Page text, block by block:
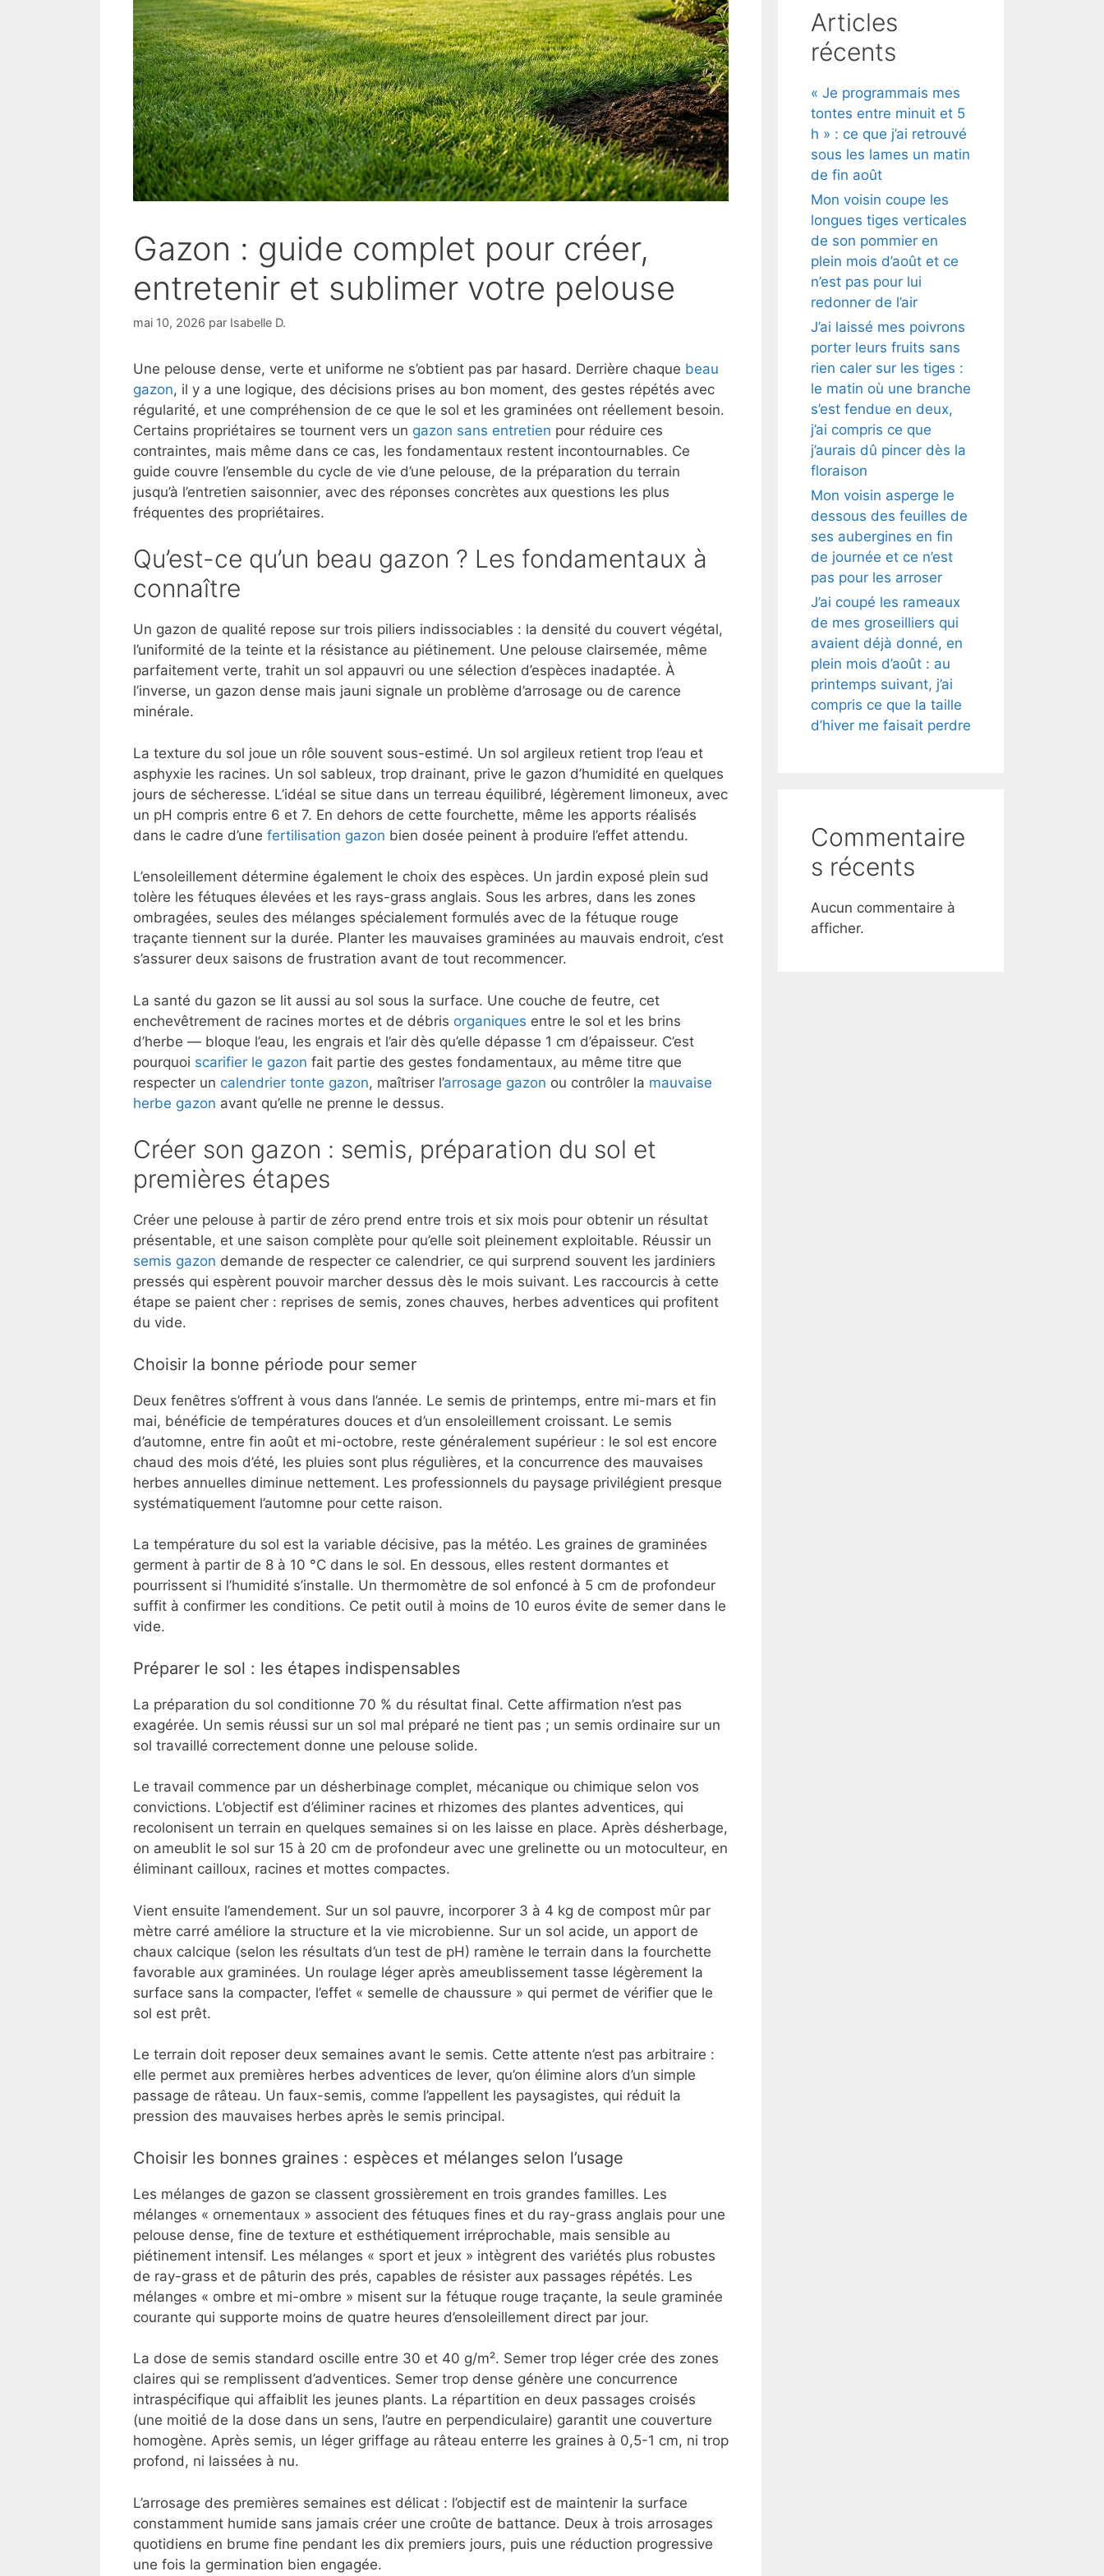
Gazon : guide complet pour créer,
entretenir et sublimer votre pelouse
mai 10, 2026 par Isabelle D.
Une pelouse dense, verte et uniforme ne s’obtient pas par hasard. Derrière chaque beau
gazon, il y a une logique, des décisions prises au bon moment, des gestes répétés avec
régularité, et une compréhension de ce que le sol et les graminées ont réellement besoin.
Certains propriétaires se tournent vers un gazon sans entretien pour réduire ces
contraintes, mais même dans ce cas, les fondamentaux restent incontournables. Ce
guide couvre l’ensemble du cycle de vie d’une pelouse, de la préparation du terrain
jusqu’à l’entretien saisonnier, avec des réponses concrètes aux questions les plus
fréquentes des propriétaires.
Qu’est-ce qu’un beau gazon ? Les fondamentaux à
connaître
Un gazon de qualité repose sur trois piliers indissociables : la densité du couvert végétal,
l’uniformité de la teinte et la résistance au piétinement. Une pelouse clairsemée, même
parfaitement verte, trahit un sol appauvri ou une sélection d’espèces inadaptée. À
l’inverse, un gazon dense mais jauni signale un problème d’arrosage ou de carence
minérale.
La texture du sol joue un rôle souvent sous-estimé. Un sol argileux retient trop l’eau et
asphyxie les racines. Un sol sableux, trop drainant, prive le gazon d’humidité en quelques
jours de sécheresse. L’idéal se situe dans un terreau équilibré, légèrement limoneux, avec
un pH compris entre 6 et 7. En dehors de cette fourchette, même les apports réalisés
dans le cadre d’une fertilisation gazon bien dosée peinent à produire l’effet attendu.
L’ensoleillement détermine également le choix des espèces. Un jardin exposé plein sud
tolère les fétuques élevées et les rays-grass anglais. Sous les arbres, dans les zones
ombragées, seules des mélanges spécialement formulés avec de la fétuque rouge
traçante tiennent sur la durée. Planter les mauvaises graminées au mauvais endroit, c’est
s’assurer deux saisons de frustration avant de tout recommencer.
La santé du gazon se lit aussi au sol sous la surface. Une couche de feutre, cet
enchevêtrement de racines mortes et de débris organiques entre le sol et les brins
d’herbe — bloque l’eau, les engrais et l’air dès qu’elle dépasse 1 cm d’épaisseur. C’est
pourquoi scarifier le gazon fait partie des gestes fondamentaux, au même titre que
respecter un calendrier tonte gazon, maîtriser l’arrosage gazon ou contrôler la mauvaise
herbe gazon avant qu’elle ne prenne le dessus.
Créer son gazon : semis, préparation du sol et
premières étapes
Créer une pelouse à partir de zéro prend entre trois et six mois pour obtenir un résultat
présentable, et une saison complète pour qu’elle soit pleinement exploitable. Réussir un
semis gazon demande de respecter ce calendrier, ce qui surprend souvent les jardiniers
pressés qui espèrent pouvoir marcher dessus dès le mois suivant. Les raccourcis à cette
étape se paient cher : reprises de semis, zones chauves, herbes adventices qui profitent
du vide.
Choisir la bonne période pour semer
Deux fenêtres s’offrent à vous dans l’année. Le semis de printemps, entre mi-mars et fin
mai, bénéficie de températures douces et d’un ensoleillement croissant. Le semis
d’automne, entre fin août et mi-octobre, reste généralement supérieur : le sol est encore
chaud des mois d’été, les pluies sont plus régulières, et la concurrence des mauvaises
herbes annuelles diminue nettement. Les professionnels du paysage privilégient presque
systématiquement l’automne pour cette raison.
La température du sol est la variable décisive, pas la météo. Les graines de graminées
germent à partir de 8 à 10 °C dans le sol. En dessous, elles restent dormantes et
pourrissent si l’humidité s’installe. Un thermomètre de sol enfoncé à 5 cm de profondeur
suffit à confirmer les conditions. Ce petit outil à moins de 10 euros évite de semer dans le
vide.
Préparer le sol : les étapes indispensables
La préparation du sol conditionne 70 % du résultat final. Cette affirmation n’est pas
exagérée. Un semis réussi sur un sol mal préparé ne tient pas ; un semis ordinaire sur un
sol travaillé correctement donne une pelouse solide.
Le travail commence par un désherbinage complet, mécanique ou chimique selon vos
convictions. L’objectif est d’éliminer racines et rhizomes des plantes adventices, qui
recolonisent un terrain en quelques semaines si on les laisse en place. Après désherbage,
on ameublit le sol sur 15 à 20 cm de profondeur avec une grelinette ou un motoculteur, en
éliminant cailloux, racines et mottes compactes.
Vient ensuite l’amendement. Sur un sol pauvre, incorporer 3 à 4 kg de compost mûr par
mètre carré améliore la structure et la vie microbienne. Sur un sol acide, un apport de
chaux calcique (selon les résultats d’un test de pH) ramène le terrain dans la fourchette
favorable aux graminées. Un roulage léger après ameublissement tasse légèrement la
surface sans la compacter, l’effet « semelle de chaussure » qui permet de vérifier que le
sol est prêt.
Le terrain doit reposer deux semaines avant le semis. Cette attente n’est pas arbitraire :
elle permet aux premières herbes adventices de lever, qu’on élimine alors d’un simple
passage de râteau. Un faux-semis, comme l’appellent les paysagistes, qui réduit la
pression des mauvaises herbes après le semis principal.
Choisir les bonnes graines : espèces et mélanges selon l’usage
Les mélanges de gazon se classent grossièrement en trois grandes familles. Les
mélanges « ornementaux » associent des fétuques fines et du ray-grass anglais pour une
pelouse dense, fine de texture et esthétiquement irréprochable, mais sensible au
piétinement intensif. Les mélanges « sport et jeux » intègrent des variétés plus robustes
de ray-grass et de pâturin des prés, capables de résister aux passages répétés. Les
mélanges « ombre et mi-ombre » misent sur la fétuque rouge traçante, la seule graminée
courante qui supporte moins de quatre heures d’ensoleillement direct par jour.
La dose de semis standard oscille entre 30 et 40 g/m². Semer trop léger crée des zones
claires qui se remplissent d’adventices. Semer trop dense génère une concurrence
intraspécifique qui affaiblit les jeunes plants. La répartition en deux passages croisés
(une moitié de la dose dans un sens, l’autre en perpendiculaire) garantit une couverture
homogène. Après semis, un léger griffage au râteau enterre les graines à 0,5-1 cm, ni trop
profond, ni laissées à nu.
L’arrosage des premières semaines est délicat : l’objectif est de maintenir la surface
constamment humide sans jamais créer une croûte de battance. Deux à trois arrosages
quotidiens en brume fine pendant les dix premiers jours, puis une réduction progressive
une fois la germination bien engagée.
Articles
récents
« Je programmais mes
tontes entre minuit et 5
h » : ce que j’ai retrouvé
sous les lames un matin
de fin août
Mon voisin coupe les
longues tiges verticales
de son pommier en
plein mois d’août et ce
n’est pas pour lui
redonner de l’air
J’ai laissé mes poivrons
porter leurs fruits sans
rien caler sur les tiges :
le matin où une branche
s’est fendue en deux,
j’ai compris ce que
j’aurais dû pincer dès la
floraison
Mon voisin asperge le
dessous des feuilles de
ses aubergines en fin
de journée et ce n’est
pas pour les arroser
J’ai coupé les rameaux
de mes groseilliers qui
avaient déjà donné, en
plein mois d’août : au
printemps suivant, j’ai
compris ce que la taille
d’hiver me faisait perdre
Commentaire
s récents
Aucun commentaire à
afficher.